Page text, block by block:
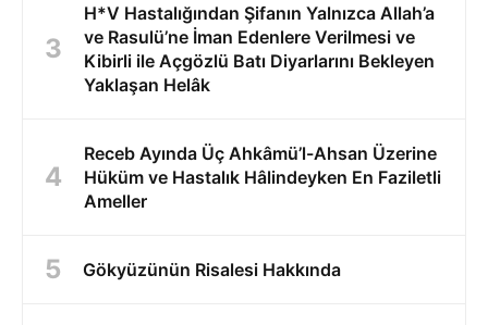
H*V Hastalığından Şifanın Yalnızca Allah’a
ve Rasulü’ne İman Edenlere Verilmesi ve
Kibirli ile Açgözlü Batı Diyarlarını Bekleyen
Yaklaşan Helâk
Receb Ayında Üç Ahkâmü’l-Ahsan Üzerine
Hüküm ve Hastalık Hâlindeyken En Faziletli
Ameller
Gökyüzünün Risalesi Hakkında